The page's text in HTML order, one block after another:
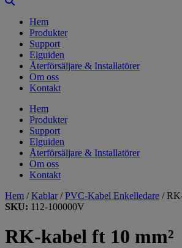
Hem
Produkter
Support
Elguiden
Återförsäljare & Installatörer
Om oss
Kontakt
Hem
Produkter
Support
Elguiden
Återförsäljare & Installatörer
Om oss
Kontakt
Hem /Kablar/PVC-Kabel Enkelledare /
SKU: 112-100000V
RK-kabel ft 10 mm²